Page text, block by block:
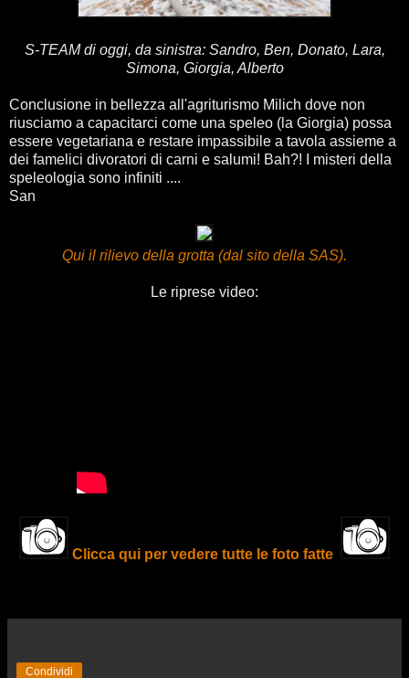
S-TEAM di oggi, da sinistra: Sandro, Ben, Donato, Lara,
Simona, Giorgia, Alberto
Conclusione in bellezza all'agriturismo Milich dove non
riusciamo a capacitarci come una speleo (la Giorgia) possa
essere vegetariana e restare impassibile a tavola assieme a
dei famelici divoratori di carni e salumi! Bah?! I misteri della
speleologia sono infiniti ....
San
Qui il rilievo della grotta (dal sito della SAS).
Le riprese video:
Clicca qui per vedere tutte le foto fatte
Condividi